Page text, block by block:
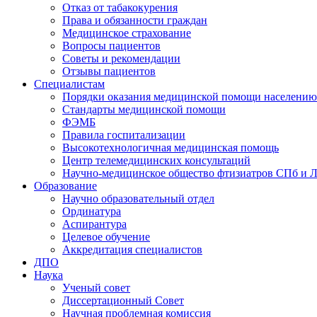
Отказ от табакокурения
Права и обязанности граждан
Медицинское страхование
Вопросы пациентов
Советы и рекомендации
Отзывы пациентов
Специалистам
Порядки оказания медицинской помощи населению
Стандарты медицинской помощи
ФЭМБ
Правила госпитализации
Высокотехнологичная медицинская помощь
Центр телемедицинских консультаций
Научно-медицинское общество фтизиатров СПб и
Образование
Научно образовательный отдел
Ординатура
Аспирантура
Целевое обучение
Аккредитация специалистов
ДПО
Наука
Ученый совет
Диссертационный Совет
Научная проблемная комиссия